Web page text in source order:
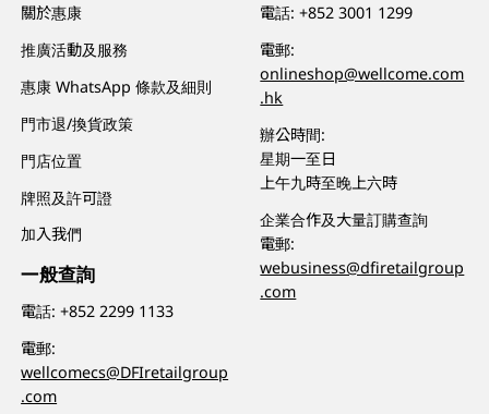
關於惠康
推廣活動及服務
惠康 WhatsApp 條款及細則
門市退/換貨政策
門店位置
牌照及許可證
加入我們
一般查詢
電話:+852 2299 1133
電郵:
wellcomecs@DFIretailgroup
.com
電話:+852 3001 1299
電郵:
onlineshop@wellcome.com
.hk
辦公時間:
星期一至日
上午九時至晚上六時
企業合作及大量訂購查詢
電郵:
webusiness@dfiretailgroup
.com